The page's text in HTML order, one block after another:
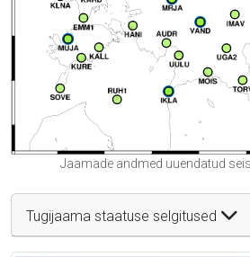
Jaamade andmed uuendatud
Tugijaama staatuse selgitused